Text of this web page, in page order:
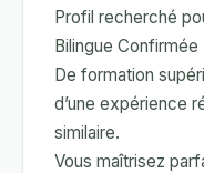
Profil recherché
Bilingue
De formation
d’une expérience
similaire.
Vous maîtrisez